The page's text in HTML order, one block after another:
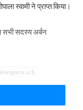
स्वामी ने प्राप्त किया।
सदस्य अर्बन
ucb